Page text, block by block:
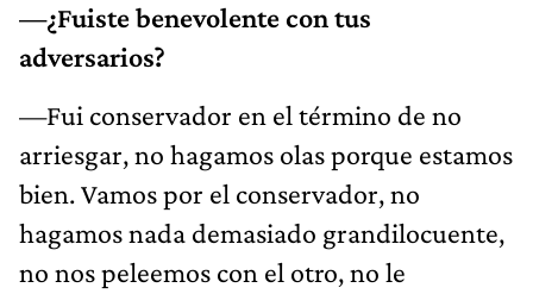
—¿Fuiste benevolente con tus
adversarios?
—Fui conservador en el término de no
arriesgar, no hagamos olas porque estamos
bien. Vamos por el conservador, no
hagamos nada demasiado grandilocuente,
no nos peleemos con el otro, no le